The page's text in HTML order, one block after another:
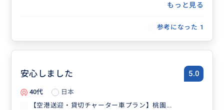
もっと見る
参考になった 1
安心しました 5.0
40代
日本
【空港送迎・貸切チャーター車プラン】桃園...